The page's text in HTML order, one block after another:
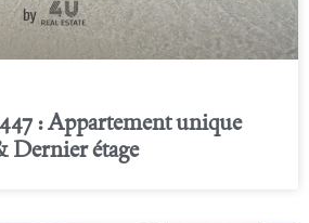
: Appartement unique
Dernier étage